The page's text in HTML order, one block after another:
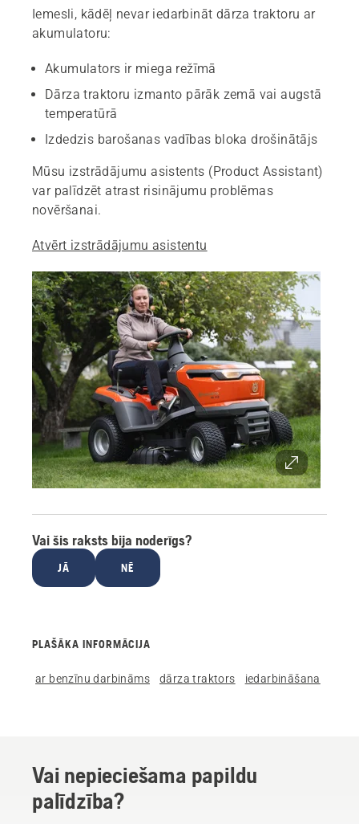
Iemesli, kādēļ nevar iedarbināt dārza traktoru ar
akumulatoru:
Akumulators ir miega režīmā
Dārza traktoru izmanto pārāk zemā vai augstā
temperatūrā
Izdedzis barošanas vadības bloka drošinātājs
Mūsu izstrādājumu asistents (Product Assistant)
var palīdzēt atrast risinājumu problēmas
novēršanai.
Atvērt izstrādājumu asistentu
Vai šis raksts bija noderīgs?
JĀ NĒ
PLAŠĀKA INFORMĀCIJA
ar benzīnu darbināms dārza traktors iedarbināšana
Vai nepieciešama papildu
palīdzība?